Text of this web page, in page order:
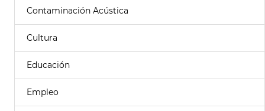
Contaminación Acústica
Cultura
Educación
Empleo